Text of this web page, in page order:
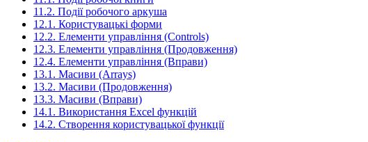
11.2. Події робочого аркуша
12.1. Користувацькі форми
12.2. Елементи управління (Controls)
12.3. Елементи управління (Продовження)
12.4. Елементи управління (Вправи)
13.1. Масиви (Arrays)
13.2. Масиви (Продовження)
13.3. Масиви (Вправи)
14.1. Використання Excel функцій
14.2. Створення користувацької функції